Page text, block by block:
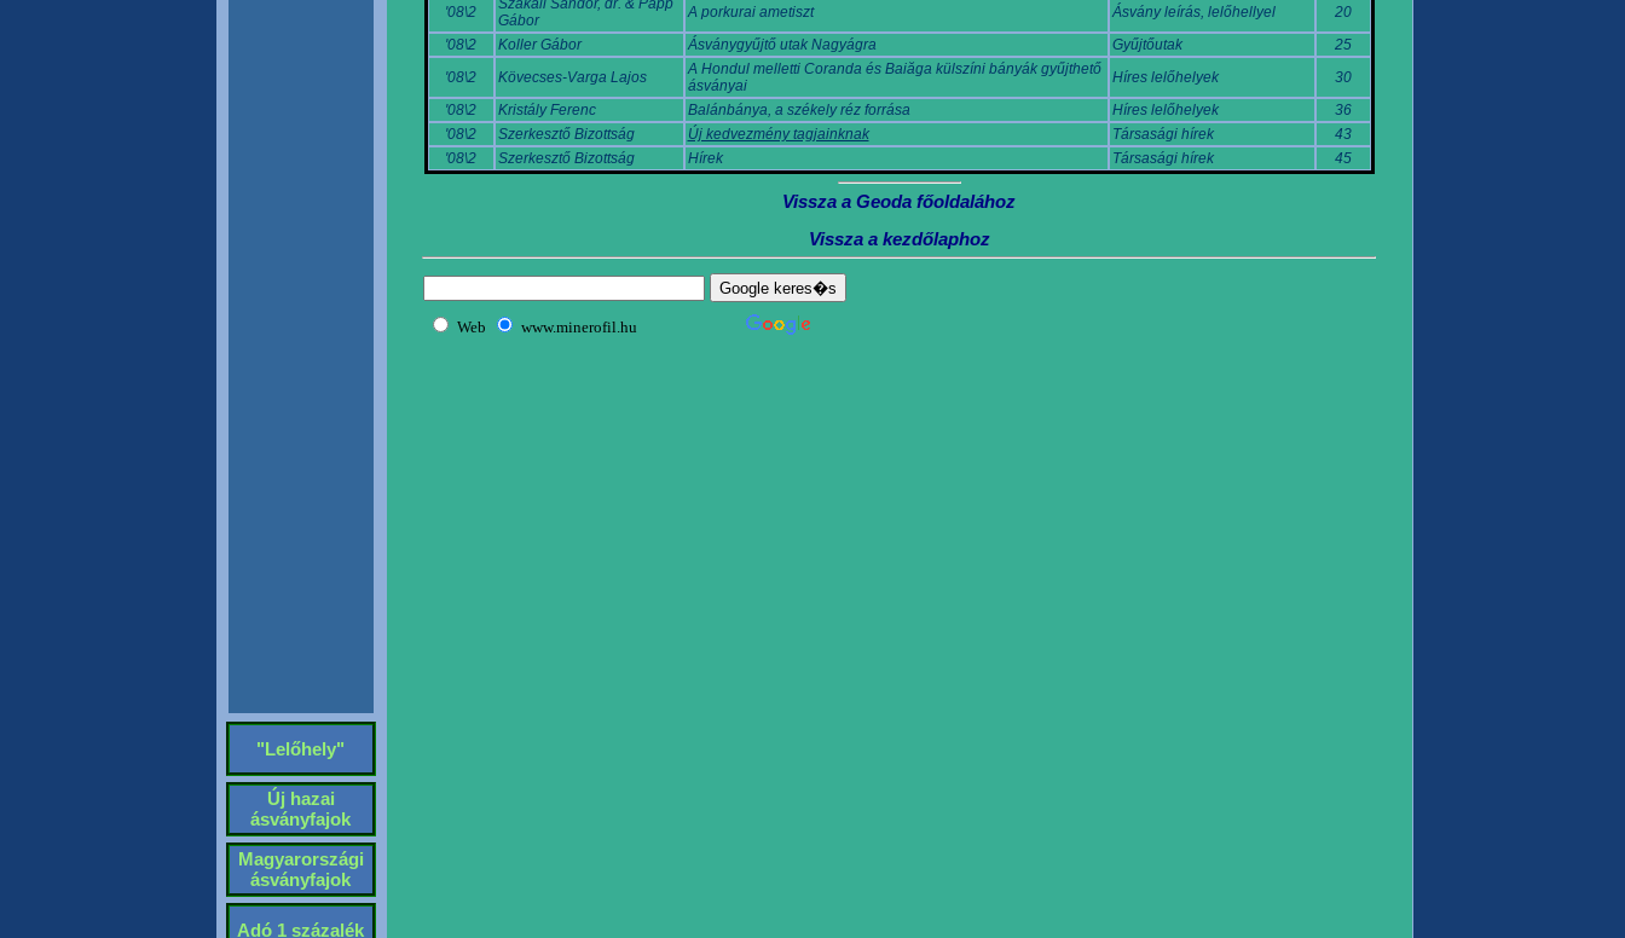
"Lelőhely"
Új hazai
ásványfajok
Magyarországi
ásványfajok
Adó 1 százalék
'08\2
Gábor
A porkurai ametiszt Ásvány leírás, lelőhellyel
20
'08\2
Koller Gábor Ásványgyűjtő utak Nagyágra Gyűjtőutak
25
'08\2
Kövecses-Varga Lajos
A Hondul melletti Coranda és Baiăga külszíni bányák gyűjthető
ásványai
Híres lelőhelyek
30
'08\2
Kristály Ferenc Balánbánya, a székely réz forrása Híres lelőhelyek
36
'08\2
Szerkesztő Bizottság Új kedvezmény tagjainknak Társasági hírek
43
'08\2
Szerkesztő Bizottság Hírek Társasági hírek 45
Vissza a Geoda főoldalához
Vissza a kezdőlaphoz